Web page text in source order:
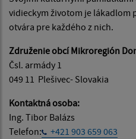
vidieckym životom je lákadlom
otvára pre každého z nich.
Združenie obcí Mikroregión
Čsl. armády 1
049 11 Plešivec- Slovakia
Kontaktná osoba:
Ing. Tibor Balázs
Telefon:
+421 903 659 063